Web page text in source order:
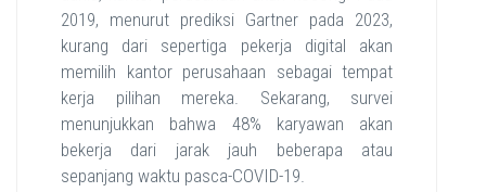
2019, menurut prediksi Gartner pada 2023,
kurang dari sepertiga pekerja digital akan
memilih kantor perusahaan sebagai tempat
kerja pilihan mereka. Sekarang, survei
menunjukkan bahwa 48% karyawan akan
bekerja dari jarak jauh beberapa atau
sepanjang waktu pasca-COVID-19.